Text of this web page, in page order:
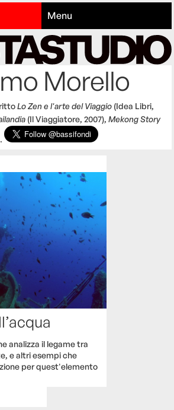
Menu
Morello
Lo Zen e l'arte del Viaggio (Idea Libri,
(Il Viaggiatore, 2007),Mekong Story
analizza il legame tra
e altri esempi che
per quest'elemento